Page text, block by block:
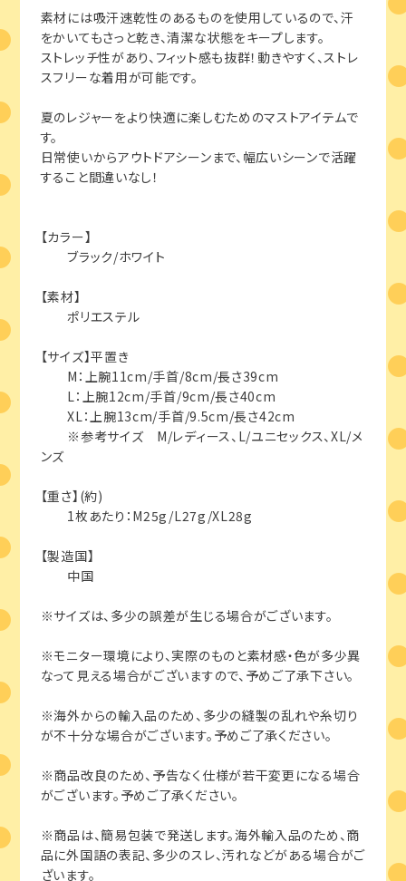
素材には吸汗速乾性のあるものを使用しているので、汗
をかいてもさっと乾き、清潔な状態をキープします。
ストレッチ性があり、フィット感も抜群！動きやすく、ストレ
スフリーな着用が可能です。
夏のレジャーをより快適に楽しむためのマストアイテムで
す。
日常使いからアウトドアシーンまで、幅広いシーンで活躍
すること間違いなし！
【カラー】
ブラック/ホワイト
【素材】
ポリエステル
【サイズ】平置き
M：上腕11cm/手首/8cm/長さ39cm
L：上腕12cm/手首/9cm/長さ40cm
XL：上腕13cm/手首/9.5cm/長さ42cm
※参考サイズ M/レディース、L/ユニセックス、XL/メ
ンズ
【重さ】(約)
1枚あたり：M25g/L27g/XL28g
【製造国】
中国
※サイズは、多少の誤差が生じる場合がございます。
※モニター環境により、実際のものと素材感・色が多少異
なって見える場合がございますので、予めご了承下さい。
※海外からの輸入品のため、多少の縫製の乱れや糸切り
が不十分な場合がございます。予めご了承ください。
※商品改良のため、予告なく仕様が若干変更になる場合
がございます。予めご了承ください。
※商品は、簡易包装で発送します。海外輸入品のため、商
品に外国語の表記、多少のスレ、汚れなどがある場合がご
ざいます。